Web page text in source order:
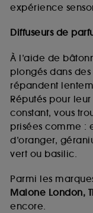
expérience
Diffuseurs de
À l’aide de
plongés dans
répandent
Réputés pour
constant, vous
prisées comme :
d’oranger,
vert ou basilic.
Parmi les
Malone London,
encore.